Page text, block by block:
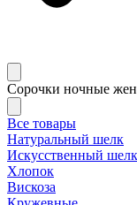
Сорочки ночные
Все товары
Натуральный шелк
Искусственный шелк
Хлопок
Вискоза